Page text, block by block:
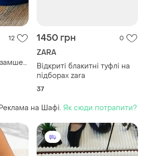
12 1450 грн 0
ZARA
Відкриті блакитні туфлі на
підборах zara
37
на Шафі. Як сюди потрапити?